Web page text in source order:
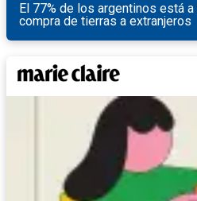
El 77% de los argentinos está
compra de tierras a extranjeros